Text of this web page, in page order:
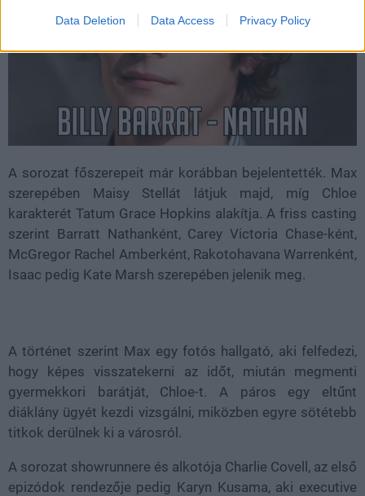
Data Deletion Data Access Privacy Policy
A sorozat főszerepeit már korábban bejelentették. Max
szerepében Maisy Stellát látjuk majd, míg Chloe
karakterét Tatum Grace Hopkins alakítja. A friss casting
szerint Barratt Nathanként, Carey Victoria Chase-ként,
McGregor Rachel Amberként, Rakotohavana Warrenként,
Isaac pedig Kate Marsh szerepében jelenik meg.
A történet szerint Max egy fotós hallgató, aki felfedezi,
hogy képes visszatekerni az időt, miután megmenti
gyermekkori barátját, Chloe-t. A páros egy eltűnt
diáklány ügyét kezdi vizsgálni, miközben egyre sötétebb
titkok derülnek ki a városról.
A sorozat showrunnere és alkotója Charlie Covell, az első
epizódok rendezője pedig Karyn Kusama, aki executive